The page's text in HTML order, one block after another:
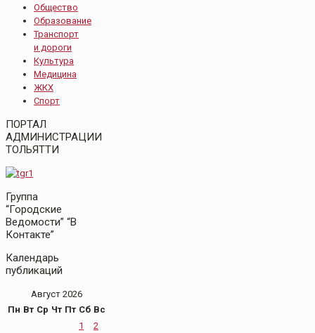
Общество
Образование
Транспорт
и дороги
Культура
Медицина
ЖКХ
Спорт
ПОРТАЛ
АДМИНИСТРАЦИИ
ТОЛЬЯТТИ
Группа
“Городские
Ведомости” “В
Контакте”
Календарь
публикаций
Август 2026
Пн Вт Ср Чт Пт Сб Вс
1
2